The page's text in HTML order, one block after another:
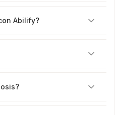
Abilify?